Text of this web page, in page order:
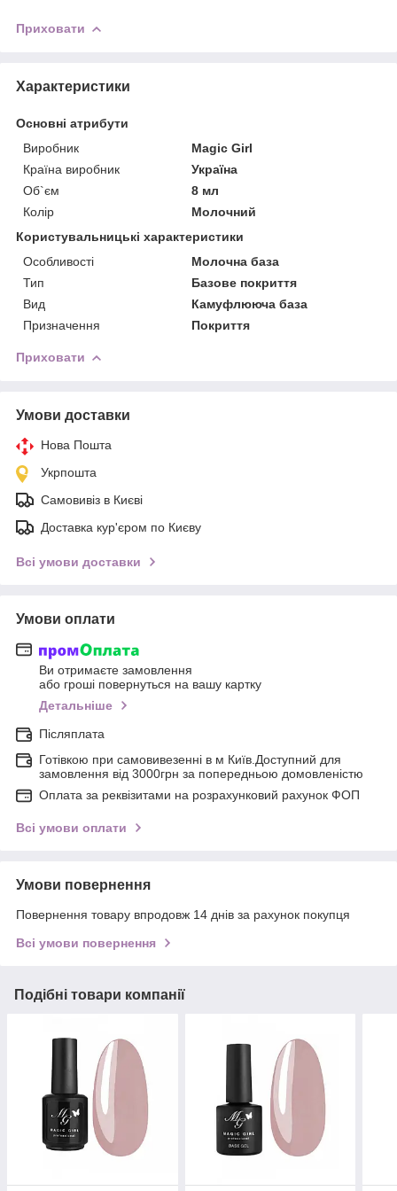
Приховати
Характеристики
Основні атрибути
Виробник
Magic Girl
Країна виробник
Україна
Об`єм
8 мл
Колір
Молочний
Користувальницькі характеристики
Особливості
Молочна база
Тип
Базове покриття
Вид
Камуфлююча база
Призначення
Покриття
Приховати
Умови доставки
Нова Пошта
Укрпошта
Самовивіз в Києві
Доставка кур'єром по Києву
Всі умови доставки
Умови оплати
Ви отримаєте замовлення
або гроші повернуться на вашу картку
Детальніше
Післяплата
Готівкою при самовивезенні в м Київ.Доступний для
замовлення від 3000грн за попередньою домовленістю
Оплата за реквізитами на розрахунковий рахунок ФОП
Всі умови оплати
Умови повернення
Повернення товару впродовж 14 днів за рахунок покупця
Всі умови повернення
Подібні товари компанії